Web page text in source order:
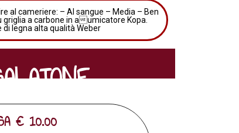
al cameriere: – Al sangue – Media – Ben
a carbone in aumicatore Kopa.
di legna alta qualità Weber
€ 10.00